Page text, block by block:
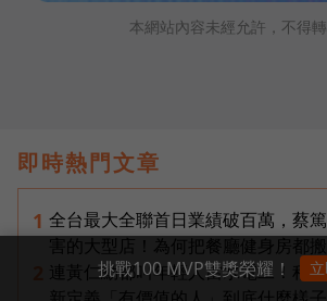
本網站內容未經允許，不得轉
即時熱門文章
1 全台最大全聯首日業績破百萬，蔡
害的大型店！為何把餐廳健身房都
連黃仁勳都叫年輕人當水電工！程
挑戰100 MVP雙獎榮耀！